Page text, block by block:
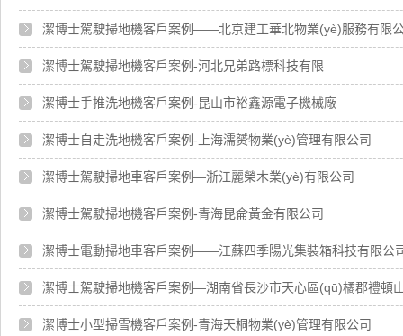
潔博士駕駛掃地機客戶案例——北京建工華北物業(yè)服務有限
潔博士駕駛掃地機客戶案例-河北兄弟路標科技有限
潔博士手推洗地機客戶案例-昆山市裕鑫源電子機械廠
潔博士自走洗地機客戶案例-上海濡赟物業(yè)管理有限公司
潔博士駕駛掃地車客戶案例—浙江麗榮木業(yè)有限公司
潔博士駕駛掃地機客戶案例-青海昆侖黃金有限公司
潔博士電動掃地車客戶案例——江蘇四季陽光集裝箱科技有限公
潔博士駕駛掃地機客戶案例—湖南省長沙市天心區(qū)橘郡禮頓
潔博士小型掃雪機客戶案例-青海天桐物業(yè)管理有限公司